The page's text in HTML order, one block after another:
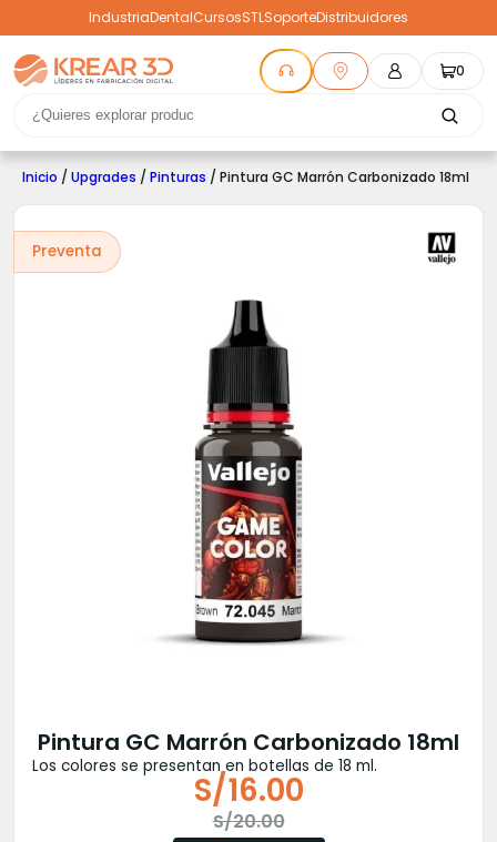
IndustriaDentalCursosSTLSoporteDistribuidores
0
Inicio / Upgrades / Pinturas / Pintura GC Marrón Carbonizado 18ml
Preventa
Pintura GC Marrón Carbonizado 18ml
Los colores se presentan en botellas de 18 ml.
S/20.00
S/16.00